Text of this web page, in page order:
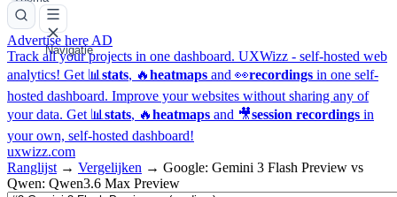
Navigatie
Advertise here AD
Track all your projects in one dashboard. UXWizz - self-hosted web
analytics! Get 📊 stats, 🔥heatmaps and 👀recordings in one self-
hosted dashboard. Improve your websites without sharing any of
your data. Get 📊 stats, 🔥heatmaps and 🎥session recordings in
your own, self-hosted dashboard!
uxwizz.com
Ranglijst → Vergelijken → Google: Gemini 3 Flash Preview vs
Qwen: Qwen3.6 Max Preview